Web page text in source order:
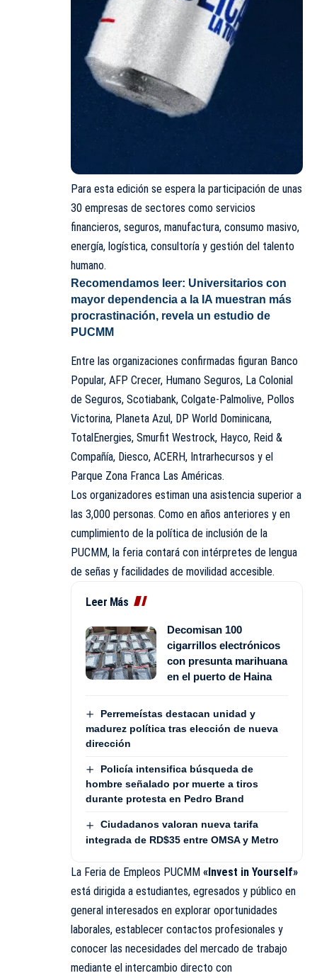
Para esta edición se espera la participación de unas
30 empresas de sectores como servicios
financieros, seguros, manufactura, consumo masivo,
energía, logística, consultoría y gestión del talento
humano.
Recomendamos leer: Universitarios con
mayor dependencia a la IA muestran más
procrastinación, revela un estudio de
PUCMM
Entre las organizaciones confirmadas figuran Banco
Popular, AFP Crecer, Humano Seguros, La Colonial
de Seguros, Scotiabank, Colgate-Palmolive, Pollos
Victorina, Planeta Azul, DP World Dominicana,
TotalEnergies, Smurfit Westrock, Hayco, Reid &
Compañía, Diesco, ACERH, Intrarhecursos y el
Parque Zona Franca Las Américas.
Los organizadores estiman una asistencia superior a
las 3,000 personas. Como en años anteriores y en
cumplimiento de la política de inclusión de la
PUCMM, la feria contará con intérpretes de lengua
de señas y facilidades de movilidad accesible.
Leer Más
Decomisan 100
cigarrillos electrónicos
con presunta marihuana
en el puerto de Haina
Perremeístas destacan unidad y
madurez política tras elección de nueva
dirección
Policía intensifica búsqueda de
hombre señalado por muerte a tiros
durante protesta en Pedro Brand
Ciudadanos valoran nueva tarifa
integrada de RD$35 entre OMSA y Metro
La Feria de Empleos PUCMM «Invest in Yourself»
está dirigida a estudiantes, egresados y público en
general interesados en explorar oportunidades
laborales, establecer contactos profesionales y
conocer las necesidades del mercado de trabajo
mediante el intercambio directo con